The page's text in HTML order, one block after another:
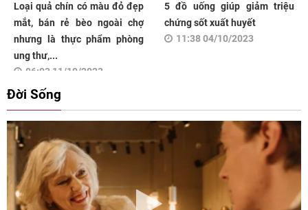
Loại quả chín có màu đỏ đẹp
mắt, bán rẻ bèo ngoài chợ
nhưng là thực phẩm phòng
ung thư,...
06:03 11/10/2023
5 đồ uống giúp giảm triệu
chứng sốt xuất huyết
11:38 04/10/2023
Đời Sống